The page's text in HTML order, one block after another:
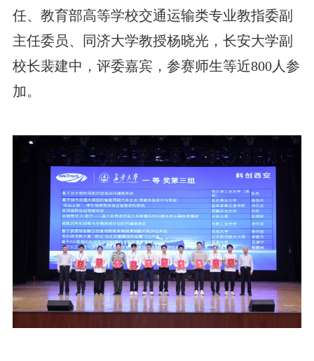
任、教育部高等学校交通运输类专业教指委副
主任委员、同济大学教授杨晓光，长安大学副
校长裴建中，评委嘉宾，参赛师生等近800人参
加。